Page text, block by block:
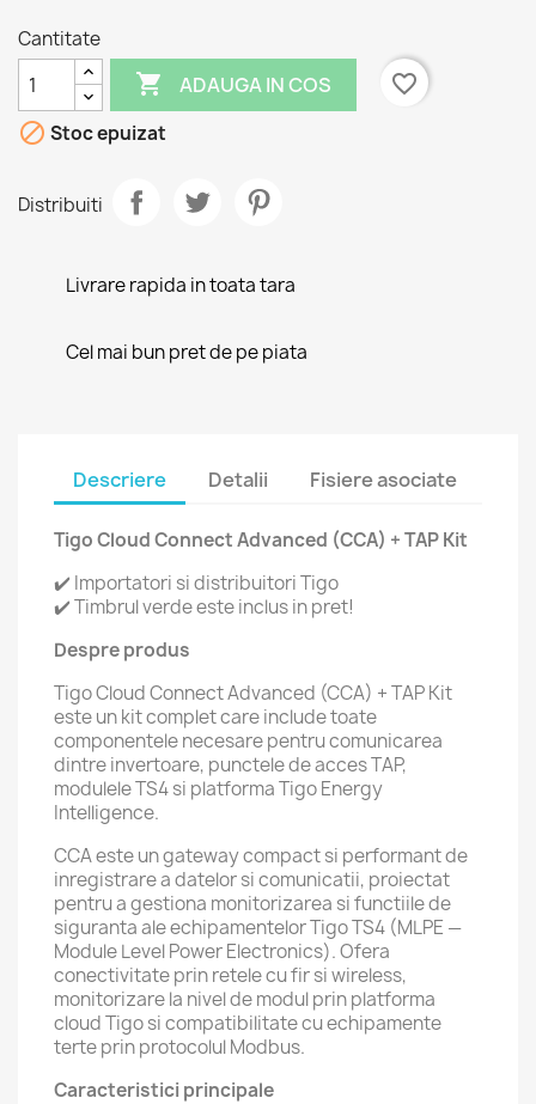
Cantitate
 ADAUGA IN COS
favorite_border
 Stoc epuizat
Distribuiti
Livrare rapida in toata tara
Cel mai bun pret de pe piata
Descriere Detalii Fisiere asociate
Tigo Cloud Connect Advanced (CCA) + TAP Kit
✔️ Importatori si distribuitori Tigo
✔️ Timbrul verde este inclus in pret!
Despre produs
Tigo Cloud Connect Advanced (CCA) + TAP Kit
este un kit complet care include toate
componentele necesare pentru comunicarea
dintre invertoare, punctele de acces TAP,
modulele TS4 si platforma Tigo Energy
Intelligence.
CCA este un gateway compact si performant de
inregistrare a datelor si comunicatii, proiectat
pentru a gestiona monitorizarea si functiile de
siguranta ale echipamentelor Tigo TS4 (MLPE —
Module Level Power Electronics). Ofera
conectivitate prin retele cu fir si wireless,
monitorizare la nivel de modul prin platforma
cloud Tigo si compatibilitate cu echipamente
terte prin protocolul Modbus.
Caracteristici principale